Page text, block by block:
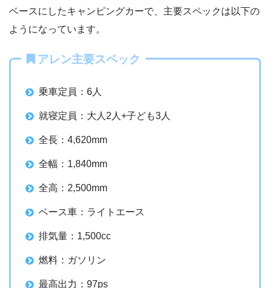
ベースにしたキャンピングカーで、主要スペックは以下の
ようになっています。
アレン主要スペック
乗車定員：6人
就寝定員：大人2人+子ども3人
全長：4,620mm
全幅：1,840mm
全高：2,500mm
ベース車：ライトエース
排気量：1,500cc
燃料：ガソリン
最高出力：97ps